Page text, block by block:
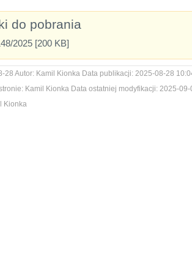
do pobrania
2025 [200 KB]
28 Autor: Kamil Kionka Data publikacji: 2025-08-28
Kamil Kionka Data ostatniej modyfikacji: 2025-09-
Kionka